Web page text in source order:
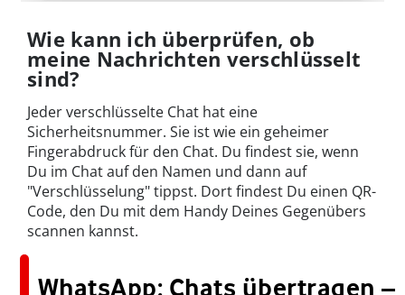
Wie kann ich überprüfen, ob
meine Nachrichten verschlüsselt
sind?
Jeder verschlüsselte Chat hat eine
Sicherheitsnummer. Sie ist wie ein geheimer
Fingerabdruck für den Chat. Du findest sie, wenn
Du im Chat auf den Namen und dann auf
"Verschlüsselung" tippst. Dort findest Du einen QR-
Code, den Du mit dem Handy Deines Gegenübers
scannen kannst.
WhatsApp: Chats übertragen –